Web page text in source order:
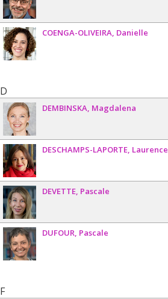
COENGA-OLIVEIRA Danielle
D
DEMBINSKA Magdalena
DESCHAMPS-LAPORTE Laurence
DEVETTE Pascale
DUFOUR Pascale
F